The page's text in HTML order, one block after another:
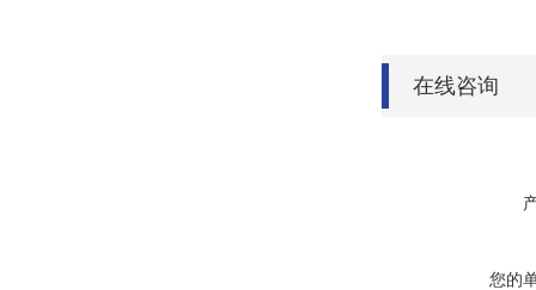
在线咨询
您的